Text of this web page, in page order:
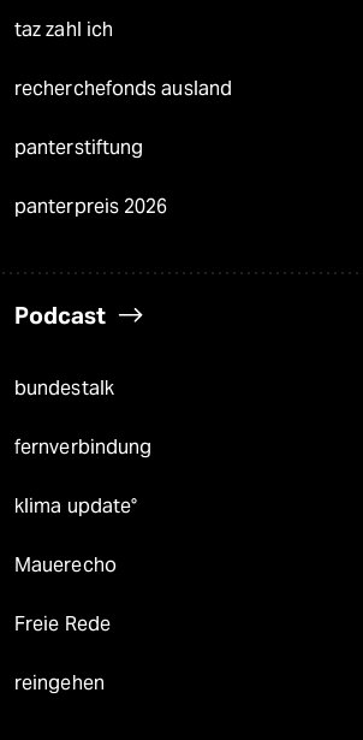
taz zahl ich
recherchefonds ausland
panterstiftung
panterpreis 2026
Podcast
bundestalk
fernverbindung
klima update°
Mauerecho
Freie Rede
reingehen